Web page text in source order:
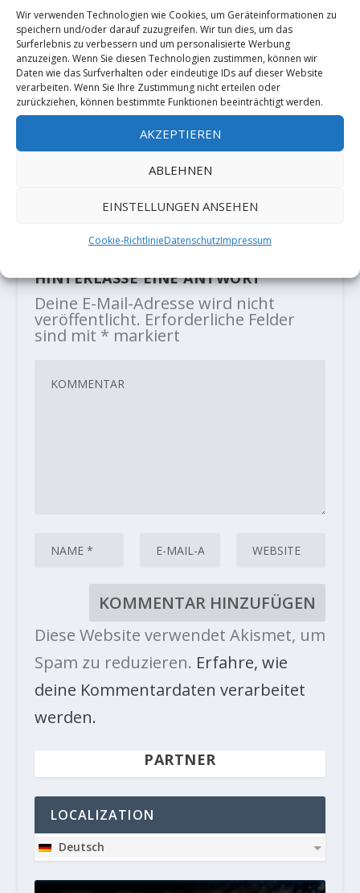
Wir verwenden Technologien wie Cookies, um Geräteinformationen zu
speichern und/oder darauf zuzugreifen. Wir tun dies, um das
Surferlebnis zu verbessern und um personalisierte Werbung
anzuzeigen. Wenn Sie diesen Technologien zustimmen, können wir
Daten wie das Surfverhalten oder eindeutige IDs auf dieser Website
verarbeiten. Wenn Sie Ihre Zustimmung nicht erteilen oder
zurückziehen, können bestimmte Funktionen beeinträchtigt werden.
AKZEPTIEREN
ABLEHNEN
EINSTELLUNGEN ANSEHEN
Cookie-RichtlinieDatenschutzImpressum
Matt Fultz meldet "Blade Runner"
HINTERLASSE EINE ANTWORT
Deine E-Mail-Adresse wird nicht
veröffentlicht. Erforderliche Felder
sind mit * markiert
Diese Website verwendet Akismet, um
Spam zu reduzieren. Erfahre, wie
deine Kommentardaten verarbeitet
werden.
PARTNER
LOCALIZATION
Deutsch